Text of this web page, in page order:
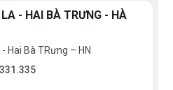
- HAI BÀ TRƯNG - HÀ
Hai Bà TRưng – HN